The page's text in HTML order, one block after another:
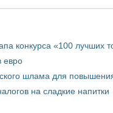
конкурса «100 лучших
евро
шлама для
на сладкие напитки